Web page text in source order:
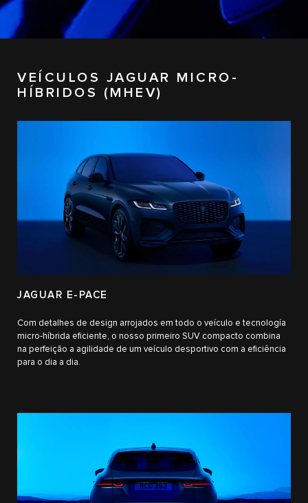
VEÍCULOS JAGUAR MICRO-
HÍBRIDOS (MHEV)
JAGUAR E-PACE
Com detalhes de design arrojados em todo o veículo e tecnología
micro-híbrida eficiente, o nosso primeiro SUV compacto combina
na perfeição a agilidade de um veículo desportivo com a eficiência
para o dia a dia.